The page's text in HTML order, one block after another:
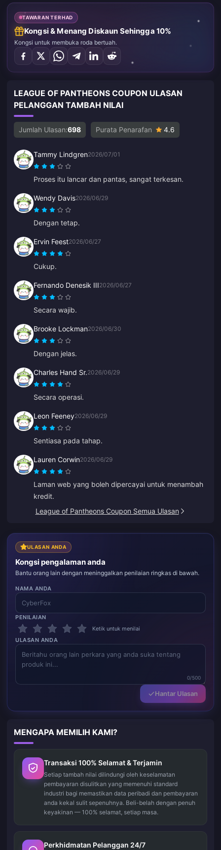
TAWARAN TERHAD
Kongsi & Menang Diskaun Sehingga 10%
Kongsi untuk membuka roda bertuah.
LEAGUE OF PANTHEONS COUPON ULASAN
PELANGGAN TAMBAH NILAI
Jumlah Ulasan:698 Purata Penarafan 4.6
Tammy Lindgren2026/07/01
Proses itu lancar dan pantas, sangat terkesan.
Wendy Davis2026/06/29
Dengan tetap.
Ervin Feest2026/06/27
Cukup.
Fernando Denesik III2026/06/27
Secara wajib.
Brooke Lockman2026/06/30
Dengan jelas.
Charles Hand Sr.2026/06/29
Secara operasi.
Leon Feeney2026/06/29
Sentiasa pada tahap.
Lauren Corwin2026/06/29
Laman web yang boleh dipercayai untuk menambah
kredit.
League of Pantheons Coupon Semua Ulasan
ULASAN ANDA
Kongsi pengalaman anda
Bantu orang lain dengan meninggalkan penilaian ringkas di bawah.
NAMA ANDA
PENILAIAN
Ketik untuk menilai
ULASAN ANDA
0/500
Hantar Ulasan
MENGAPA MEMILIH KAMI?
Transaksi 100% Selamat & Terjamin
Setiap tambah nilai dilindungi oleh keselamatan
pembayaran disulitkan yang memenuhi standard
industri bagi memastikan data peribadi dan pembayaran
anda kekal sulit sepenuhnya. Beli-belah dengan penuh
keyakinan — 100% selamat, setiap masa.
Perkhidmatan Pelanggan 24/7